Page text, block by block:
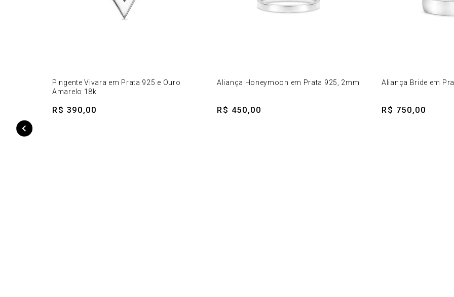
Pingente Vivara em Prata 925 e Ouro
Amarelo 18k
R$ 390,00
Aliança Honeymoon em Prata 925, 2mm
R$ 450,00
Aliança Bride em
R$ 750,00